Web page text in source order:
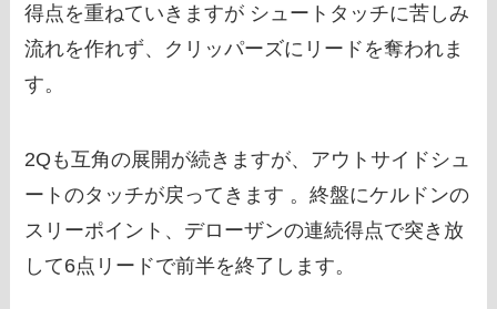
得点を重ねていきますが シュートタッチに苦しみ
流れを作れず、クリッパーズにリードを奪われま
す。
2Qも互角の展開が続きますが、アウトサイドシュ
ートのタッチが戻ってきます 。終盤にケルドンの
スリーポイント、デローザンの連続得点で突き放
して6点リードで前半を終了します。